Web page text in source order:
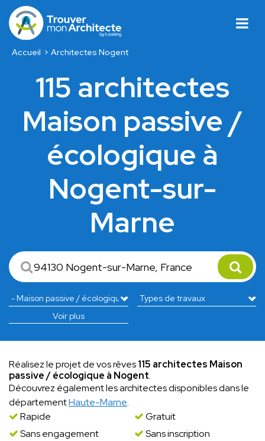
Accueil Architectes Nogent
115 architectes
Maison passive /
écologique à
Nogent-sur-
Marne
Voir plus
Réalisez le projet de vos rêves115 architectes Maison
passive / écologique à Nogent.
Découvrez également les architectes disponibles dans le
départementHaute-Marne.
Rapide
Gratuit
Sans engagement
Sans inscription